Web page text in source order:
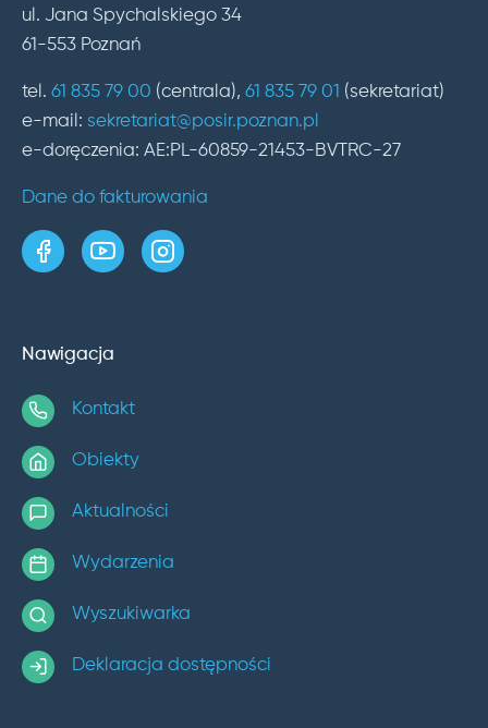
ul. Jana Spychalskiego 34
61-553 Poznań
tel. 61 835 79 00 (centrala), 61 835 79 01 (sekretariat)
e-mail: sekretariat@posir.poznan.pl
e-doręczenia: AE:PL-60859-21453-BVTRC-27
Dane do fakturowania
strona w serwisie Facebook
kanał w serwisie YouTube
profil w serwisie Instagram
Nawigacja
Kontakt
Obiekty
Aktualności
Wydarzenia
Wyszukiwarka
Deklaracja dostępności